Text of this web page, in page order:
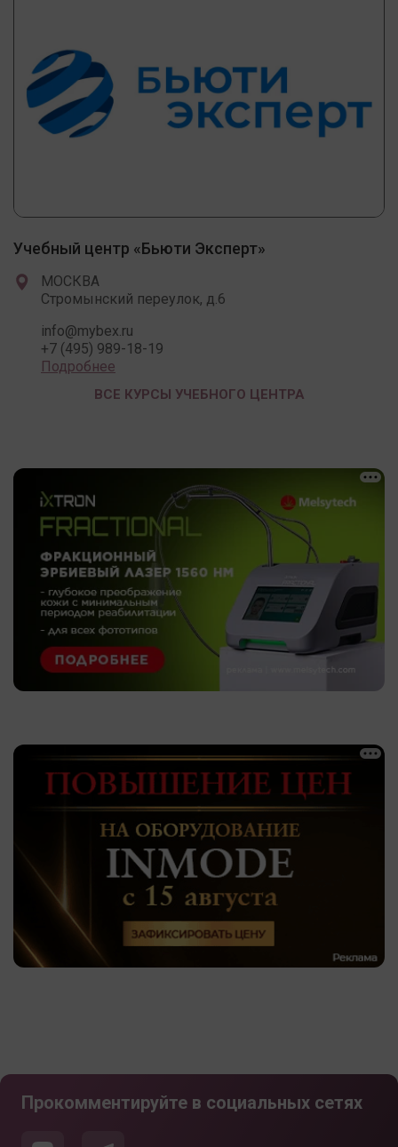
Учебный центр «Бьюти Эксперт»
МОСКВА
Стромынский переулок, д.6
info@mybex.ru
+7 (495) 989-18-19
Подробнее
ВСЕ КУРСЫ УЧЕБНОГО ЦЕНТРА
Прокомментируйте в социальных сетях